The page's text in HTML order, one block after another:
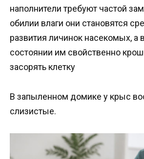
наполнители требуют частой
обилии влаги они становятся
развития личинок насекомых, а
состоянии им свойственно
засорять клетку
В запыленном домике у крыс
слизистые.